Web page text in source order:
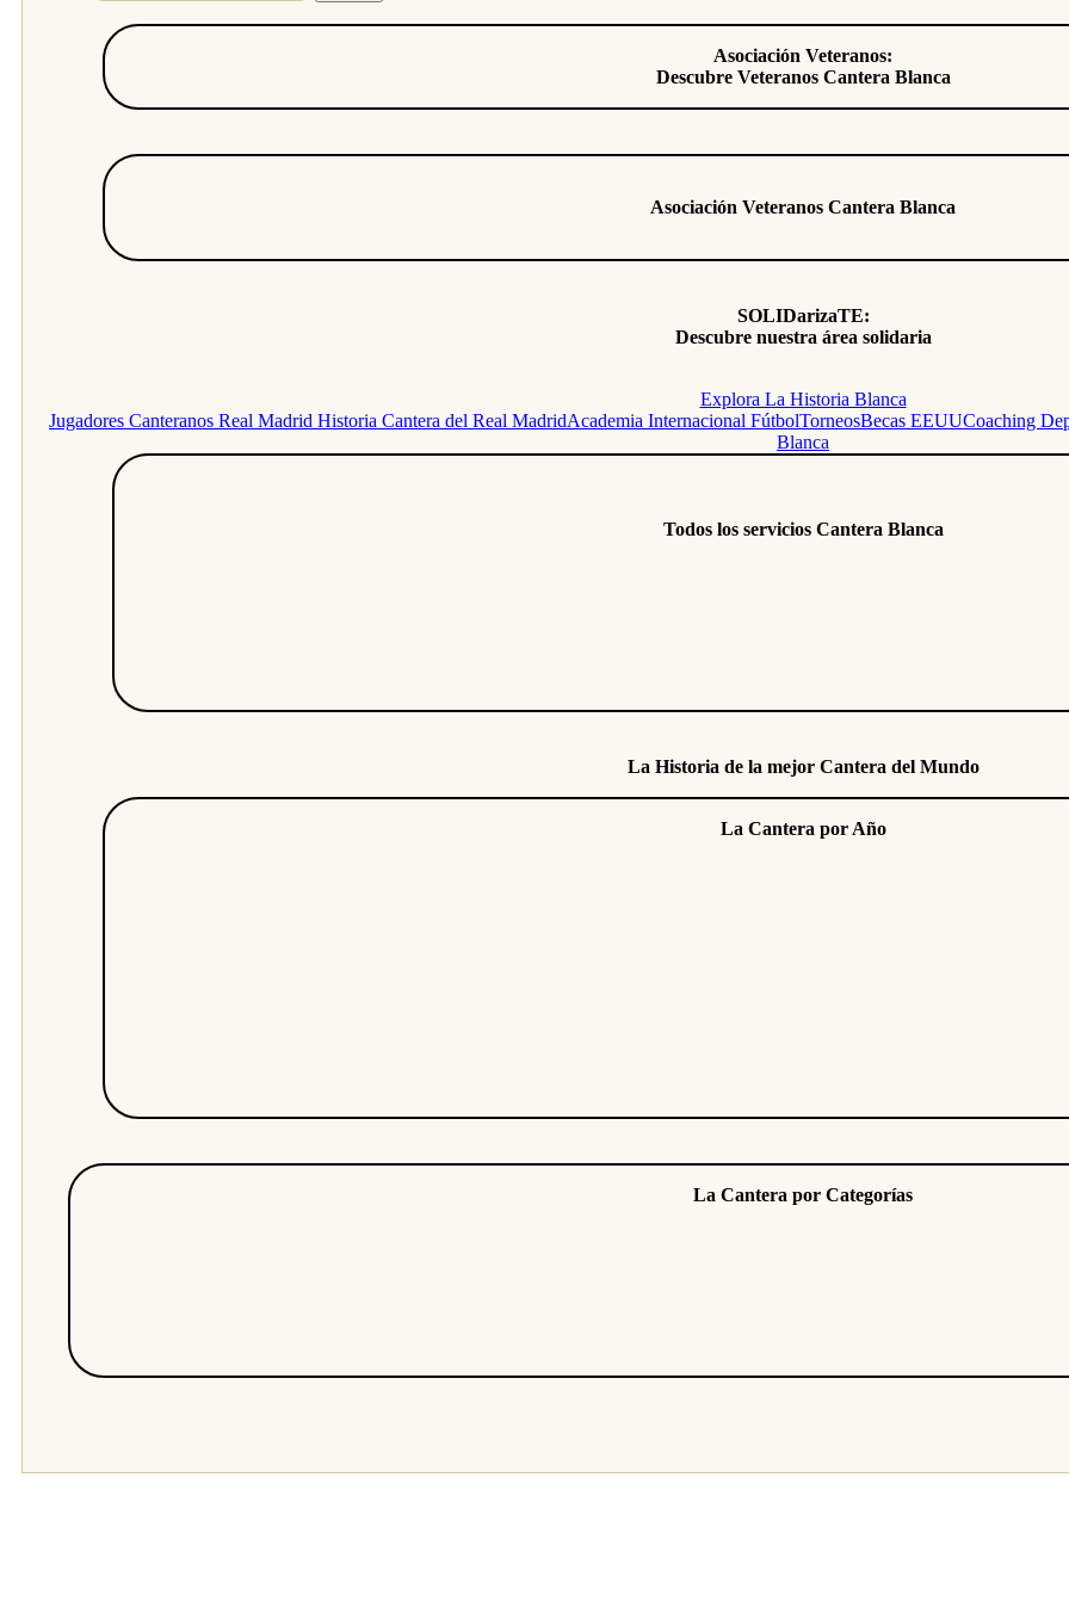
Asociación Veteranos:
Descubre Veteranos Cantera Blanca
Asociación Veteranos Cantera Blanca
SOLIDarizaTE:
Descubre nuestra área solidaria
Explora La Historia Blanca
Jugadores Canteranos Real Madrid Historia Cantera del Real MadridAcademia Internacional FútbolTorneosBecas EEUUCoaching
Blanca
Todos los servicios Cantera Blanca
La Historia de la mejor Cantera del Mundo
La Cantera por Año
La Cantera por Categorías